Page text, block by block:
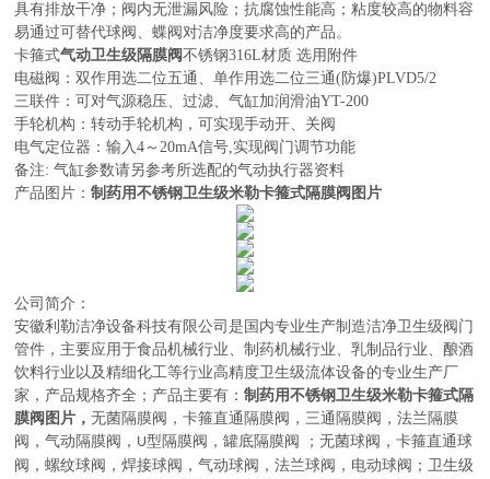
具有排放干净；阀内无泄漏风险；抗腐蚀性能高；粘度较高的物料容
易通过可替代球阀、蝶阀对洁净度要求高的产品。
卡箍式气动卫生级隔膜阀不锈钢316L材质 选用附件
电磁阀：双作用选二位五通、单作用选二位三通(防爆)PLVD5/2
三联件：可对气源稳压、过滤、气缸加润滑油YT-200
手轮机构：转动手轮机构，可实现手动开、关阀
电气定位器：输入4～20mA信号,实现阀门调节功能
备注: 气缸参数请另参考所选配的气动执行器资料
产品图片：制药用不锈钢卫生级米勒卡箍式隔膜阀图片
公司简介：
安徽利勒洁净设备科技有限公司是 国内专业生产制造洁净卫生级阀门
管件，主要应用于食品机械行业、制药机械行业、乳制品行业、酿酒
饮料行业以及精细化工等行业高精度卫生级流体设备的专业生产厂
家， 产品规格齐全；产品主要有：制药用不锈钢卫生级米勒卡箍式隔
膜阀图片，无菌隔膜阀 ，卡箍直通隔膜阀，三通隔膜阀，法兰隔膜
阀，气动隔膜阀， U型隔膜阀，罐底隔膜阀 ；无菌球阀 ，卡箍直通球
阀，螺纹球阀，焊接球阀，气动球阀，法兰球阀，电动球阀 ；卫生级